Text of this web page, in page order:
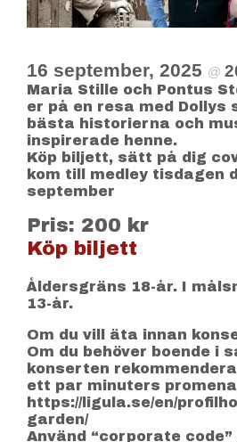
16 september, 2025 @
Maria Stille och Pontus
er på en resa med
bästa historierna och
inspirerade henne.
Köp biljett, sätt på dig
kom till medley tisdagen
september
Pris: 200 kr
Köp biljett
Åldersgräns 18-år. I
13-år.
Om du vill äta innan
Om du behöver boende i
konserten
ett par minuters
https://ligula.se/en/
garden/
Använd “corporate code”